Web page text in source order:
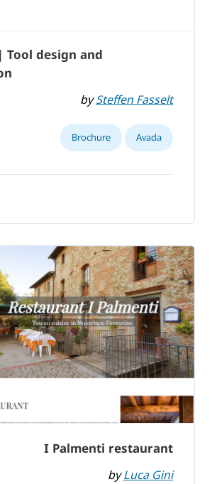
Tool design and
bySteffen Fasselt
Avada
Brochure
I Palmenti restaurant
byLuca Gini